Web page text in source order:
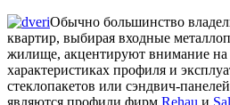
Обычно большинство
квартир, выбирая входные
жилище, акцентируют внимание на
характеристиках профиля и
стеклопакетов или сэндвич-
являются профили фирм Rehau и